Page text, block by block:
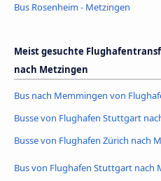
Bus Rosenheim - Metzingen
Meist gesuchte
nach Metzingen
Bus nach Memmingen von
Busse von Flughafen Stuttgart
Busse von Flughafen Zürich nach
Bus von Flughafen Stuttgart nach